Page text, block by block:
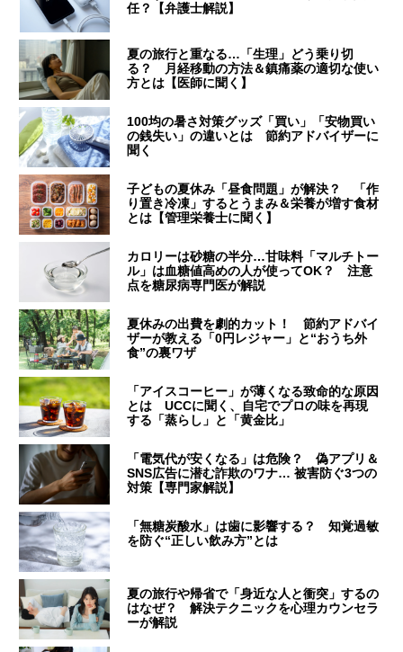
任？【弁護士解説】
夏の旅行と重なる…「生理」どう乗り切
る？ 月経移動の方法＆鎮痛薬の適切な使い
方とは【医師に聞く】
100均の暑さ対策グッズ「買い」「安物買い
の銭失い」の違いとは 節約アドバイザーに
聞く
子どもの夏休み「昼食問題」が解決？ 「作
り置き冷凍」するとうまみ＆栄養が増す食材
とは【管理栄養士に聞く】
カロリーは砂糖の半分…甘味料「マルチトー
ル」は血糖値高めの人が使ってOK？ 注意
点を糖尿病専門医が解説
夏休みの出費を劇的カット！ 節約アドバイ
ザーが教える「0円レジャー」と“おうち外
食”の裏ワザ
「アイスコーヒー」が薄くなる致命的な原因
とは UCCに聞く、自宅でプロの味を再現
する「蒸らし」と「黄金比」
「電気代が安くなる」は危険？ 偽アプリ＆
SNS広告に潜む詐欺のワナ… 被害防ぐ3つの
対策【専門家解説】
「無糖炭酸水」は歯に影響する？ 知覚過敏
を防ぐ“正しい飲み方”とは
夏の旅行や帰省で「身近な人と衝突」するの
はなぜ？ 解決テクニックを心理カウンセラ
ーが解説